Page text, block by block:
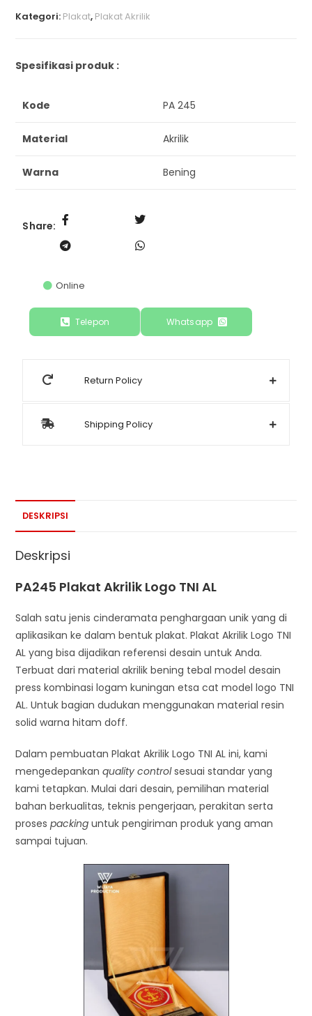
Kategori: Plakat, Plakat Akrilik
Spesifikasi produk :
Kode PA 245
Material Akrilik
Warna Bening
Share:
Online
Telepon Whatsapp
Return Policy
Shipping Policy
DESKRIPSI
Deskripsi
PA245 Plakat Akrilik Logo TNI AL
Salah satu jenis cinderamata penghargaan unik yang di
aplikasikan ke dalam bentuk plakat. Plakat Akrilik Logo TNI
AL yang bisa dijadikan referensi desain untuk Anda.
Terbuat dari material akrilik bening tebal model desain
press kombinasi logam kuningan etsa cat model logo TNI
AL. Untuk bagian dudukan menggunakan material resin
solid warna hitam doff.
Dalam pembuatan Plakat Akrilik Logo TNI AL ini, kami
mengedepankanquality controlsesuai standar yang
kami tetapkan. Mulai dari desain, pemilihan material
bahan berkualitas, teknis pengerjaan, perakitan serta
prosespacking untuk pengiriman produk yang aman
sampai tujuan.